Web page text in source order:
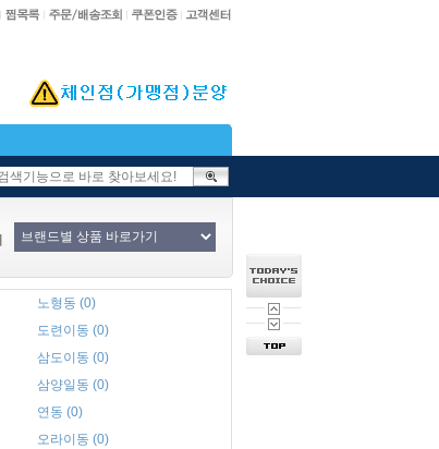
노형동 (0)
도련이동 (0)
삼도이동 (0)
삼양일동 (0)
연동 (0)
오라이동 (0)